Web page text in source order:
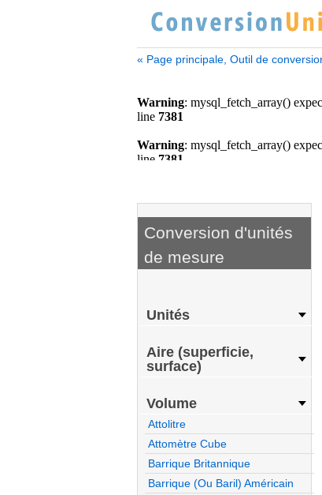
« Page principale, Outil de
Conversion d'unités
de mesure
Unités
Aire (superficie,
surface)
Volume
Attolitre
Attomètre Cube
Barrique Britannique
Barrique (ou Baril) Américain